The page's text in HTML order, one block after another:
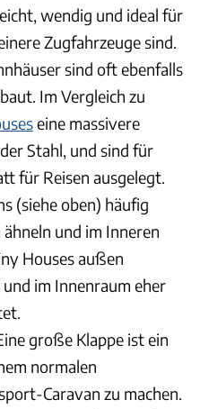
wendig und ideal für
Zugfahrzeuge sind.
sind oft ebenfalls
Im Vergleich zu
eine massivere
Stahl, und sind für
für Reisen ausgelegt.
(siehe oben) häufig
und im Inneren
Houses außen
im Innenraum eher
große Klappe ist ein
normalen
Caravan zu machen.